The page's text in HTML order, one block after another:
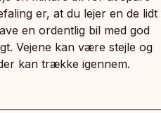
er, at du lejer en de lidt
en ordentlig bil med god
Vejene kan være stejle og
kan trække igennem.